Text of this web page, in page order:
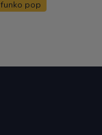
funko pop